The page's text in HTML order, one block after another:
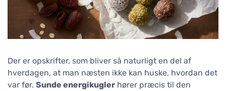
Der er opskrifter, som bliver så naturligt en del af
hverdagen, at man næsten ikke kan huske, hvordan det
var før. Sunde energikugler hører præcis til den